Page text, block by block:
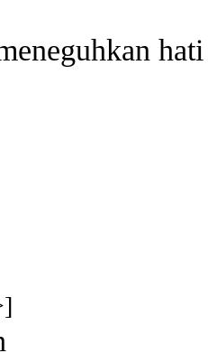
hati